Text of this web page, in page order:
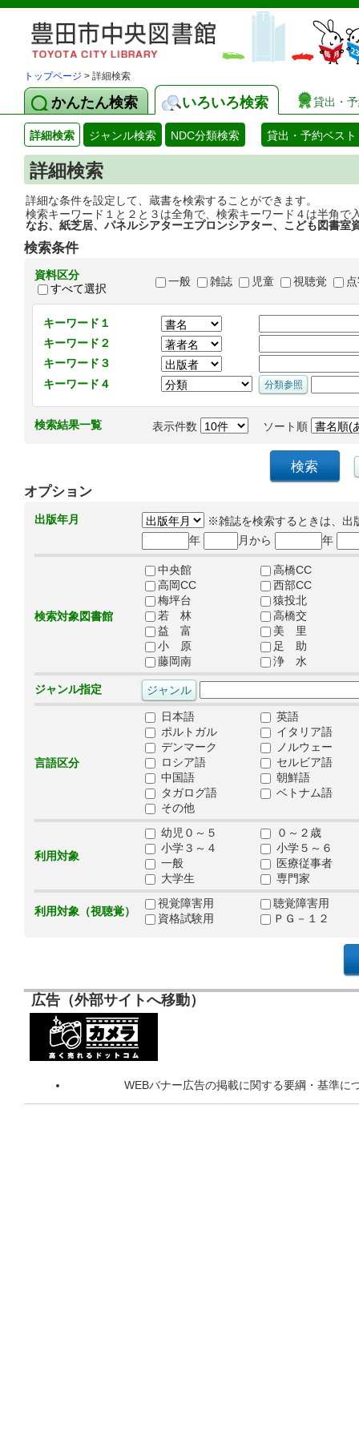
トップページ > 詳細検索
かんたん検索 いろいろ検索 貸出・
詳細検索 ジャンル検索 NDC分類検索 貸出・予約ベスト
詳細検索
詳細な条件を設定して、蔵書を検索することができます。
検索キーワード１と２と３は全角で、検索キーワード４は半角で
なお、紙芝居、パネルシアターエプロンシアター、こども図書室
検索条件
資料区分
すべて選択
一般 雑誌 児童 視聴覚
キーワード１
キーワード２
キーワード３
キーワード４
検索結果一覧 表示件数 ソート順
オプション
出版年月
※雑誌を検索するときは、出
年
月から 年
検索対象図書館
中央館
高橋CC
高岡CC
西部CC
梅坪台
猿投北
若 林
高橋交
益 富
美 里
小 原
足 助
藤岡南
浄 水
ジャンル指定
言語区分
日本語
英語
ポルトガル
イタリア語
デンマーク
ノルウェー
ロシア語
セルビア語
中国語
朝鮮語
タガログ語
ベトナム語
その他
利用対象
幼児０～５
０～２歳
小学３～４
小学５～６
一般
医療従事者
大学生
専門家
利用対象（視聴覚）
視覚障害用
聴覚障害用
資格試験用
ＰＧ－１２
広告（外部サイトへ移動）
WEBバナー広告の掲載に関する要綱・基準に